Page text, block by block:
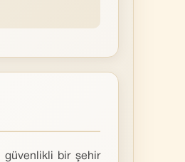
güvenlikli bir şehir